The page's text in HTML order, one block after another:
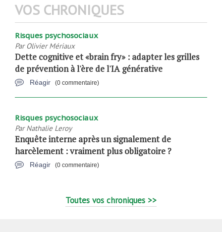
VOS CHRONIQUES
Risques psychosociaux
Par Olivier Mériaux
Dette cognitive et «brain fry» : adapter les grilles
de prévention à l'ère de l'IA générative
Réagir (0 commentaire)
Risques psychosociaux
ParNathalie Leroy
Enquête interne après un signalement de
harcèlement : vraiment plus obligatoire ?
Réagir (0 commentaire)
Toutes vos chroniques >>